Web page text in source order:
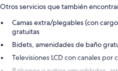
Otros servicios que también
Camas extra/plegables (con
gratuitas
Bidets, amenidades de baño
Televisiones LCD con canales